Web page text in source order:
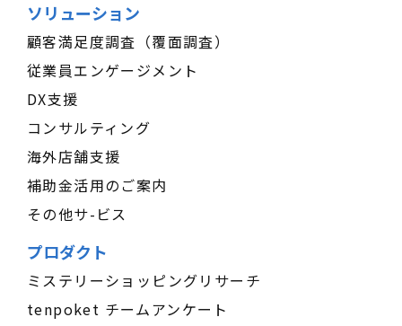
ソリューション
顧客満足度調査（覆面調査）
従業員エンゲージメント
DX支援
コンサルティング
海外店舗支援
補助金活用のご案内
その他サ-ビス
プロダクト
ミステリーショッピングリサーチ
tenpoket チームアンケート